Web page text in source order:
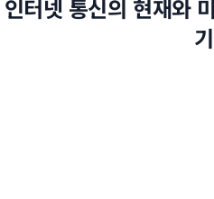
터넷 통신의 현재